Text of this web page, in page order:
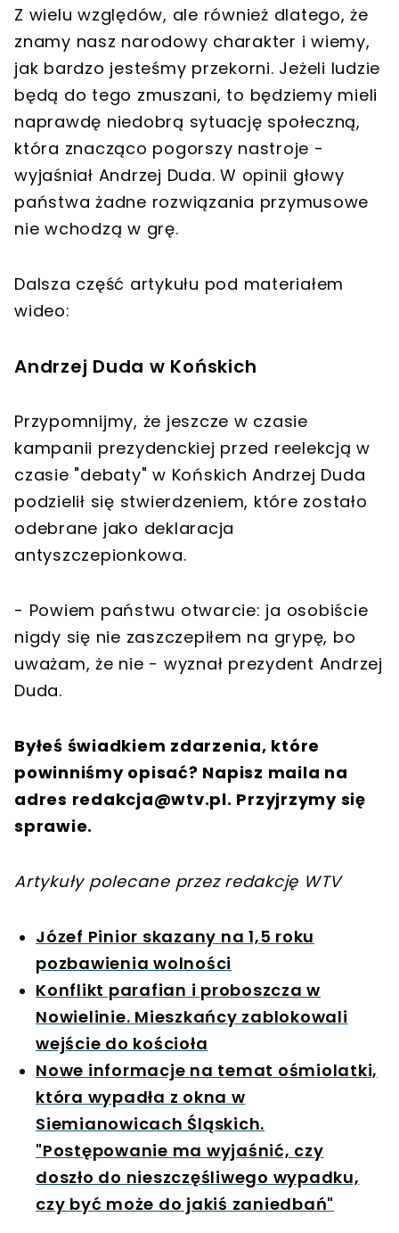
Z wielu względów, ale również dlatego, że
znamy nasz narodowy charakter i wiemy,
jak bardzo jesteśmy przekorni. Jeżeli ludzie
będą do tego zmuszani, to będziemy mieli
naprawdę niedobrą sytuację społeczną,
która znacząco pogorszy nastroje -
wyjaśniał Andrzej Duda. W opinii głowy
państwa żadne rozwiązania przymusowe
nie wchodzą w grę.
Dalsza część artykułu pod materiałem
wideo:
Andrzej Duda w Końskich
Przypomnijmy, że jeszcze w czasie
kampanii prezydenckiej przed reelekcją w
czasie "debaty" w Końskich Andrzej Duda
podzielił się stwierdzeniem, które zostało
odebrane jako deklaracja
antyszczepionkowa.
- Powiem państwu otwarcie: ja osobiście
nigdy się nie zaszczepiłem na grypę, bo
uważam, że nie - wyznał prezydent Andrzej
Duda.
Byłeś świadkiem zdarzenia, które
powinniśmy opisać? Napisz maila na
adres redakcja@wtv.pl. Przyjrzymy się
sprawie.
Artykuły polecane przez redakcję WTV
Józef Pinior skazany na 1,5 roku
pozbawienia wolności
Konflikt parafian i proboszcza w
Nowielinie. Mieszkańcy zablokowali
wejście do kościoła
Nowe informacje na temat ośmiolatki,
która wypadła z okna w
Siemianowicach Śląskich.
"Postępowanie ma wyjaśnić, czy
doszło do nieszczęśliwego wypadku,
czy być może do jakiś zaniedbań"